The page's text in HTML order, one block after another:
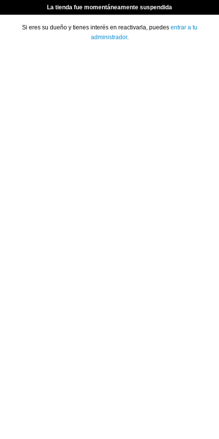
La tienda fue momentáneamente suspendida
Si eres su dueño y tienes interés en reactivarla, puedes entrar a tu
administrador.